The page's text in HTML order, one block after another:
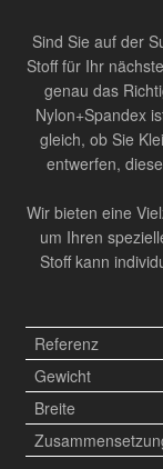
Sind Sie auf der
Stoff für Ihr
genau das
Nylon+Spandex
gleich, ob Sie
entwerfen,
Wir bieten eine
um Ihren
Stoff kann
Referenz
Gewicht
Breite